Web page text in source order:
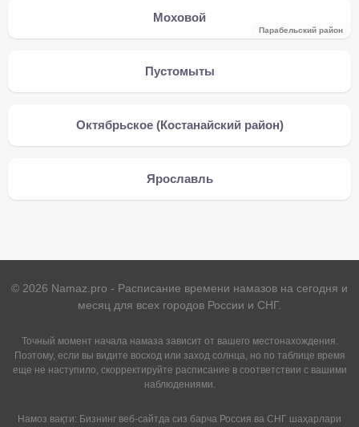
Моховой
Парабельский район
Пустомыты
Октябрьское (Костанайский район)
Ярославль
© 2026 Namaz.pro - Расписание времени намазов на сегодня и
месяц для всех городов России и СНГ.
Точный момент начала намаза зависит от вашего местонахождения.
Поэтому, если вы видите восход или заход солнца, но по таблице время
еще не наступило, скорректируйте расписание в соответствии с вашими
наблюдениями.
Намоз вақти: Бизнинг веб-сайтда сиз барча Россия ва СНГ шаҳарлари